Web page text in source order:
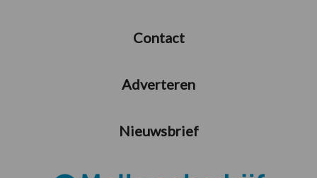
Contact
Adverteren
Nieuwsbrief